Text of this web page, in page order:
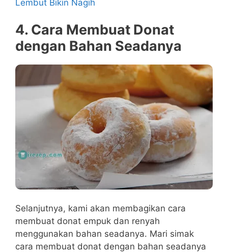
Lembut Bikin Nagih
4. Cara Membuat Donat
dengan Bahan Seadanya
Selanjutnya, kami akan membagikan cara
membuat donat empuk dan renyah
menggunakan bahan seadanya. Mari simak
cara membuat donat dengan bahan seadanya